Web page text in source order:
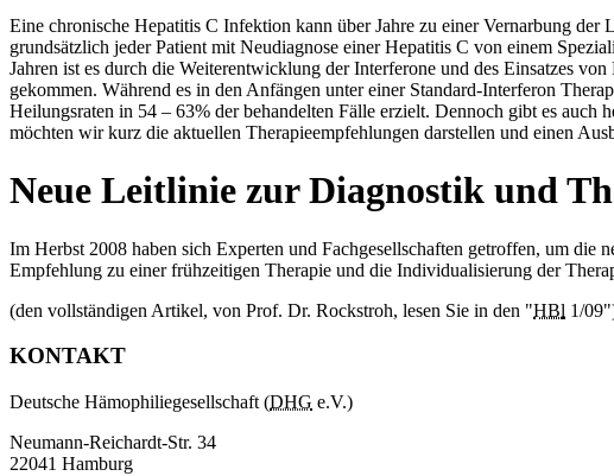
Eine chronische Hepatitis C Infektion kann über Jahre zu einer Vernarbung
grundsätzlich jeder Patient mit Neudiagnose einer Hepatitis C von einem
Jahren ist es durch die Weiterentwicklung der Interferone und des Einsatzes
gekommen. Während es in den Anfängen unter einer Standard-Interferon
Heilungsraten in 54 – 63% der behandelten Fälle erzielt. Dennoch gibt es auch
möchten wir kurz die aktuellen Therapieempfehlungen darstellen und einen
Neue Leitlinie zur Diagnostik und
Im Herbst 2008 haben sich Experten und Fachgesellschaften getroffen, um
Empfehlung zu einer frühzeitigen Therapie und die Individualisierung der
(den vollständigen Artikel, von Prof. Dr. Rockstroh, lesen Sie in den "HBl 1/
KONTAKT
Deutsche Hämophiliegesellschaft (DHG e.V.)
Neumann-Reichardt-Str. 34
22041 Hamburg